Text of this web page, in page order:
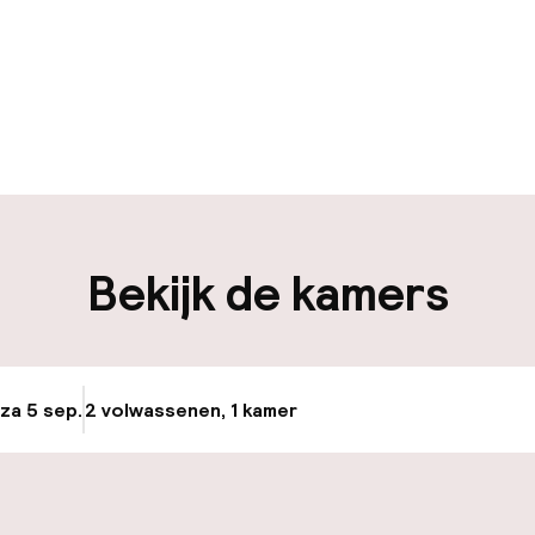
op eigen
auto op
Transferservice
Bekijk de kamers
5 sep.2 volwassenen, 1 kamer